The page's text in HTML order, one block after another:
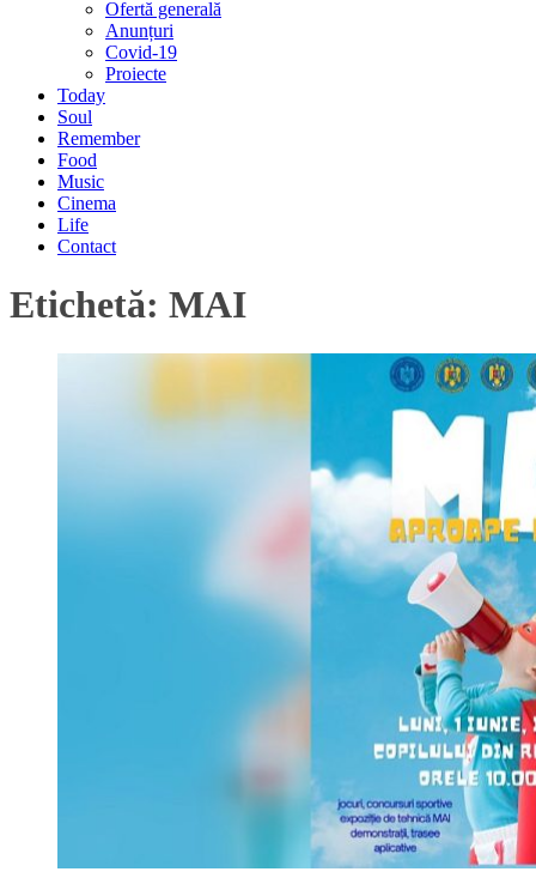
Ofertă generală
Anunțuri
Covid-19
Proiecte
Today
Soul
Remember
Food
Music
Cinema
Life
Contact
Etichetă: MAI